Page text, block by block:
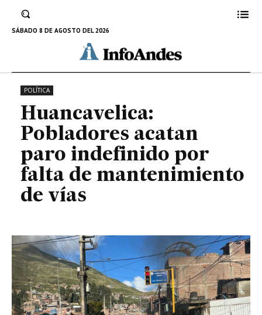
SÁBADO 8 DE AGOSTO DEL 2026
mantenimiento de vías
3 DE FEBRERO DE 2025
POLÍTICA
Huancavelica:
Pobladores acatan
paro indefinido por
falta de mantenimiento
de vías